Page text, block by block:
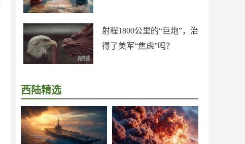
射程1800公里的“巨炮”，治
得了美军“焦虑”吗？
西陆精选